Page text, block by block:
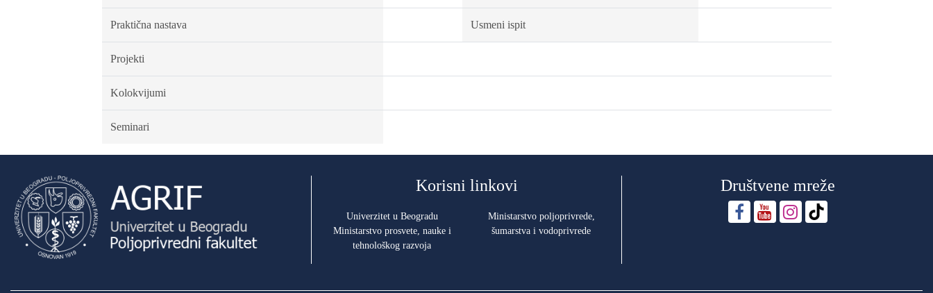
Praktična nastava Usmeni ispit
Projekti
Kolokvijumi
Seminari
Korisni linkovi
Univerzitet u Beogradu
Ministarstvo prosvete, nauke i
tehnološkog razvoja
Ministarstvo poljoprivrede,
šumarstva i vodoprivrede
Društvene mreže